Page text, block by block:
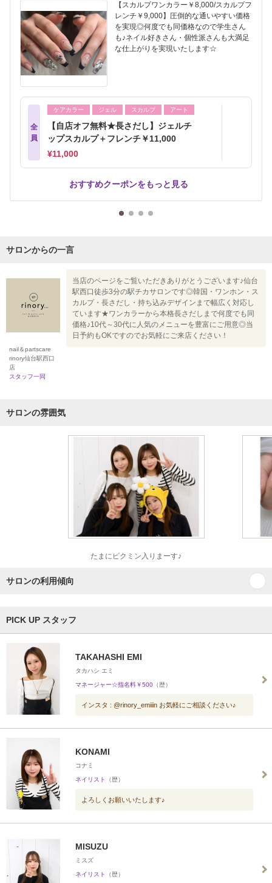
【スカルプワンカラー￥8,000/スカルプフ
レンチ￥9,000】圧倒的な通いやすい価格
を実現◎何度でも同価格なので学生さん
も♪ネイル好きさん・個性派さんも大満足
な仕上がりを実現いたします☆
全
員
ケアカラー ジェル スカルプ アート
【自店オフ無料★長さだし】ジェルチ
ップスカルプ＋フレンチ￥11,000
¥11,000
おすすめクーポンをもっと見る
サロンからの一言
nail＆partscare
rinory仙台駅西口
店
スタッフ一同
当店のページをご覧いただきありがとうございます♪仙台
駅西口徒歩3分の駅チカサロンです◎韓国・ワンホン・ス
カルプ・長さだし・持ち込みデザインまで幅広く対応し
ています★ワンカラーから本格長さだしまで何度でも同
価格♪10代～30代に人気のメニューを豊富にご用意◎当
日予約もOKですのでお気軽にご来店ください！
サロンの雰囲気
たまにピクミン入りまーす♪
サロンの利用傾向
PICK UP スタッフ
TAKAHASHI EMI
タカハシ エミ
マネージャー☆指名料￥500 （歴）
インスタ : @rinory_emiiin お気軽にご相談ください♪
KONAMI
コナミ
ネイリスト （歴）
よろしくお願いいたします♪
MISUZU
ミスズ
ネイリスト （歴）